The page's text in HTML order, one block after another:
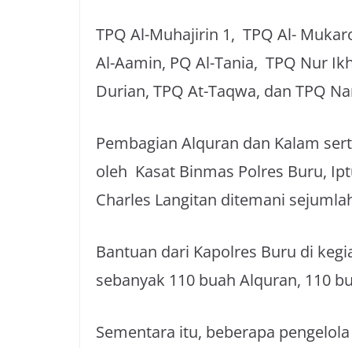
TPQ Al-Muhajirin 1, TPQ Al-
Al-Aamin, PQ Al-Tania, TPQ Nur
Durian, TPQ At-Taqwa, dan TPQ
Pembagian Alquran dan Kalam
oleh Kasat Binmas Polres Buru,
Charles Langitan ditemani
Bantuan dari Kapolres Buru di
sebanyak 110 buah Alquran, 110
Sementara itu, beberapa